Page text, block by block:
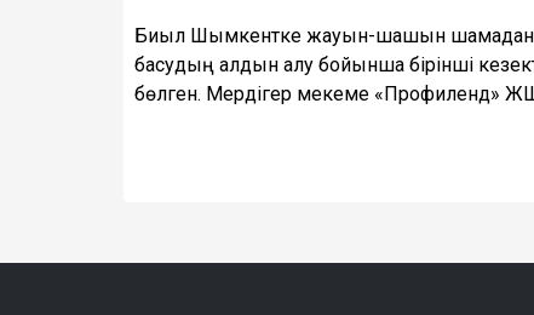
Биыл Шымкентке жауын-шашын шамадан
басудың алдын алу бойынша бірінші
бөлген. Мердігер мекеме «Профиленд»